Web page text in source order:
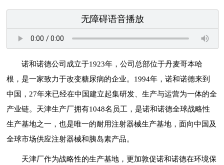
无障碍语音播放
诺和诺德公司成立于1923年，公司总部位于丹麦哥本哈
根，是一家致力于改变糖尿病的企业。1994年，诺和诺德来到
中国，27年来已经在中国建立起集研发、生产与运营为一体的全
产业链。天津生产厂拥有1048名员工，是诺和诺德全球战略性
生产基地之一，也是唯一的耐用注射器械生产基地，面向中国及
全球市场供应注射器械和胰岛素产品。
天津厂作为战略性的生产基地，更加敦促诺和诺德在环境保